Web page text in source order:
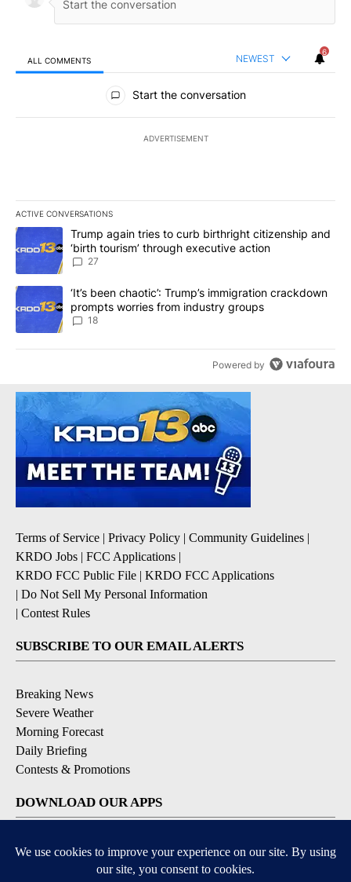
ALL COMMENTS NEWEST
6
All Comments
Start the conversation
ADVERTISEMENT
ACTIVE CONVERSATIONS
The following is a list of the most commented articles in the last
A trending article titled "Trump again tries to curb birthright
Trump again tries to curb birthright citizenship and
‘birth tourism’ through executive action
27
A trending article titled "‘It’s been chaotic’: Trump’s
‘It’s been chaotic’: Trump’s immigration crackdown
prompts worries from industry groups
18
Powered by
Terms of Service | Privacy Policy | Community Guidelines |
KRDO Jobs | FCC Applications |
KRDO FCC Public File | KRDO FCC Applications
| Do Not Sell My Personal Information
| Contest Rules
SUBSCRIBE TO OUR EMAIL ALERTS
Breaking News
Severe Weather
Morning Forecast
Daily Briefing
Contests & Promotions
DOWNLOAD OUR APPS
Available for iOS and Android